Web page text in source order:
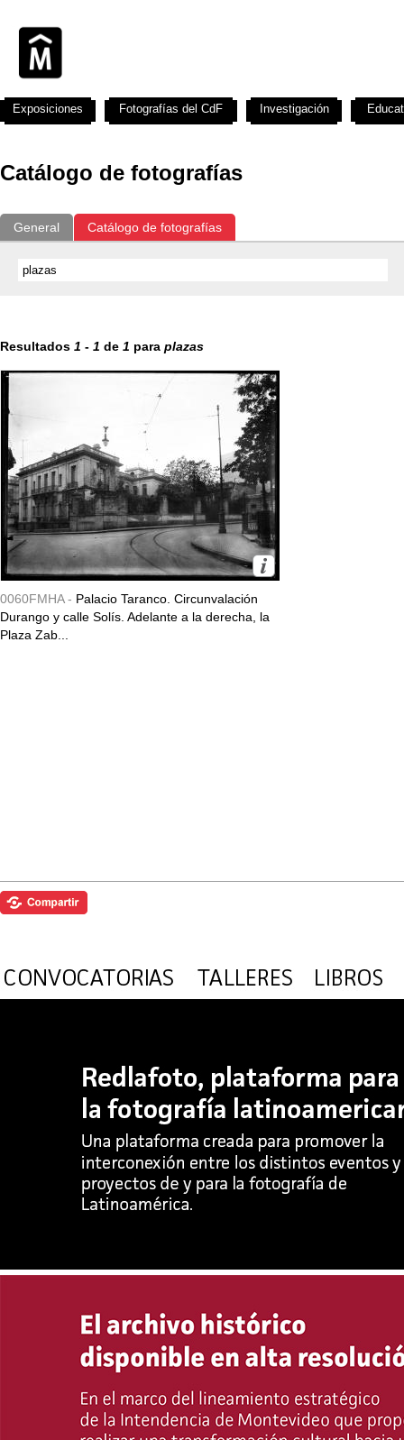
Catálogo de fotografías
General Catálogo de fotografías
Resultados 1 - 1 de 1 para plazas
0060FMHA - Palacio Taranco. Circunvalación
Durango y calle Solís. Adelante a la derecha, la
Plaza Zab...
Exposiciones Fotografías del CdF Investigación